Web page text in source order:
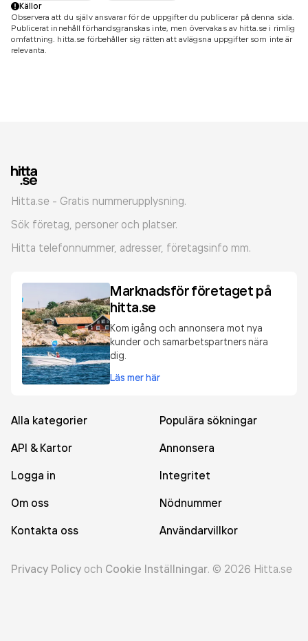
Källor
Observera att du själv ansvarar för de uppgifter du publicerar på denna sida.
Publicerat innehåll förhandsgranskas inte, men övervakas av hitta.se i rimlig
omfattning. hitta.se förbehåller sig rätten att avlägsna uppgifter som inte är
relevanta.
Hitta.se - Gratis nummerupplysning.
Sök företag, personer och platser.
Hitta telefonnummer, adresser, företagsinfo mm.
Marknadsför företaget på
hitta.se
Kom igång och annonsera mot nya
kunder och samarbetspartners nära
dig.
Läs mer här
Alla kategorier
Populära sökningar
API & Kartor
Annonsera
Logga in
Integritet
Om oss
Nödnummer
Kontakta oss
Användarvillkor
Privacy Policy och Cookie Inställningar. © 2026 Hitta.se